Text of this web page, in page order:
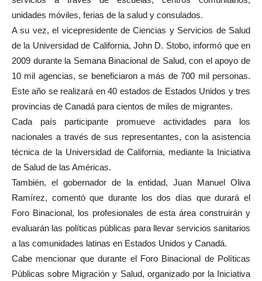
unidades móviles, ferias de la salud y consulados.
A su vez, el vicepresidente de Ciencias y Servicios de Salud
de la Universidad de California, John D. Stobo, informó que en
2009 durante la Semana Binacional de Salud, con el apoyo de
10 mil agencias, se beneficiaron a más de 700 mil personas.
Este año se realizará en 40 estados de Estados Unidos y tres
provincias de Canadá para cientos de miles de migrantes.
Cada país participante promueve actividades para los
nacionales a través de sus representantes, con la asistencia
técnica de la Universidad de California, mediante la Iniciativa
de Salud de las Américas.
También, el gobernador de la entidad, Juan Manuel Oliva
Ramírez, comentó que durante los dos días que durará el
Foro Binacional, los profesionales de esta área construirán y
evaluarán las políticas públicas para llevar servicios sanitarios
a las comunidades latinas en Estados Unidos y Canadá.
Cabe mencionar que durante el Foro Binacional de Políticas
Públicas sobre Migración y Salud, organizado por la Iniciativa